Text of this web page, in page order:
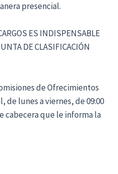
presencial.
ES INDISPENSABLE
DE CLASIFICACIÓN
de Ofrecimientos
de lunes a viernes, de 09:00
cabecera que le informa la